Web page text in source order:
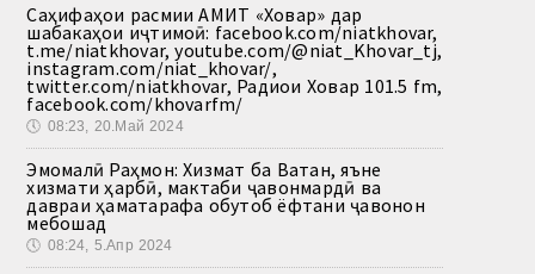
Саҳифаҳои расмии АМИТ «Ховар» дар
шабакаҳои иҷтимоӣ: facebook.com/niatkhovar,
t.me/niatkhovar, youtube.com/@niat_Khovar_tj,
instagram.com/niat_khovar/,
twitter.com/niatkhovar, Радиои Ховар 101.5 fm,
facebook.com/khovarfm/
🕔 08:23, 20.Май 2024
Эмомалӣ Раҳмон: Хизмат ба Ватан, яъне
хизмати ҳарбӣ, мактаби ҷавонмардӣ ва
давраи ҳаматарафа обутоб ёфтани ҷавонон
мебошад
🕔 08:24, 5.Апр 2024